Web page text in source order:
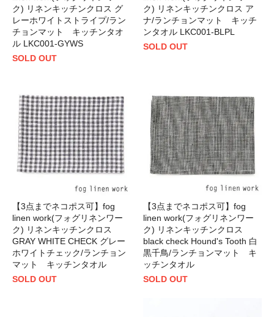
ク) リネンキッチンクロス グ
レーホワイトストライプ/ラン
チョンマット キッチンタオ
ル LKC001-GYWS
SOLD OUT
ク) リネンキッチンクロス ア
ナ/ランチョンマット キッチ
ンタオル LKC001-BLPL
SOLD OUT
【3点までネコポス可】fog
linen work(フォグリネンワー
ク) リネンキッチンクロス
GRAY WHITE CHECK グレー
ホワイトチェック/ランチョン
マット キッチンタオル
SOLD OUT
【3点までネコポス可】fog
linen work(フォグリネンワー
ク) リネンキッチンクロス
black check Hound's Tooth 白
黒千鳥/ランチョンマット キ
ッチンタオル
SOLD OUT